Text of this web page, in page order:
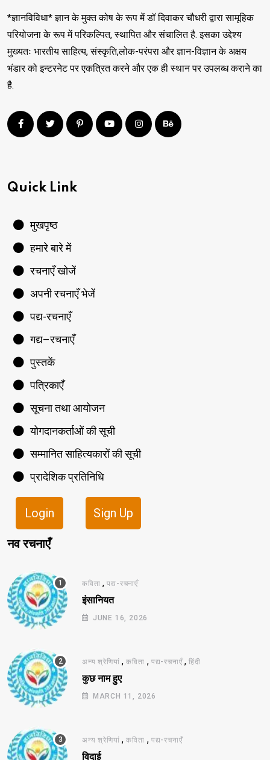
*ज्ञानविविधा* ज्ञान के मुक्त कोष के रूप में डॉ दिवाकर चौधरी द्वारा सामूहिक
परियोजना के रूप में परिकल्पित, स्थापित और संचालित है. इसका उद्देश्य
मुख्यतः भारतीय साहित्य, संस्कृति,लोक-परंपरा और ज्ञान-विज्ञान के अक्षय
भंडार को इन्टरनेट पर एकत्रित करने और एक ही स्थान पर उपलब्ध कराने का
है.
Quick Link
मुखपृष्ठ
हमारे बारे में
रचनाएँ खोजें
अपनी रचनाएँ भेजें
पद्य-रचनाएँ
गद्य–रचनाएँ
पुस्तकें
पत्रिकाएँ
सूचना तथा आयोजन
योगदानकर्ताओं की सूची
सम्मानित साहित्यकारों की सूची
प्रादेशिक प्रतिनिधि
Login Sign Up
नव रचनाएँ
कविता ,पद्य-रचनाएँ
इंसानियत
JUNE 16, 2026
अन्य श्रेणियां ,कविता , पद्य-रचनाएँ,हिंदी
कुछ नाम हुए
MARCH 11, 2026
अन्य श्रेणियां ,कविता , पद्य-रचनाएँ
विदाई